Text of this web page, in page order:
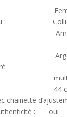
:
bijou :
: Ambre
:
:
: 44 cm à
chaînette
: oui